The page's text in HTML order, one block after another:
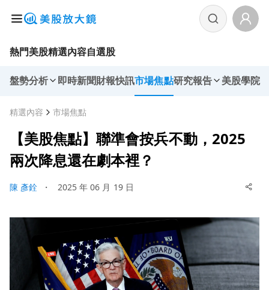
熱門美股精選內容自選股
盤勢分析 即時新聞財報快訊市場焦點研究報告 美股學院
精選內容 市場焦點
【美股焦點】聯準會按兵不動，2025
兩次降息還在劇本裡？
陳 彥銓 ・ 2025 年 06 月 19 日